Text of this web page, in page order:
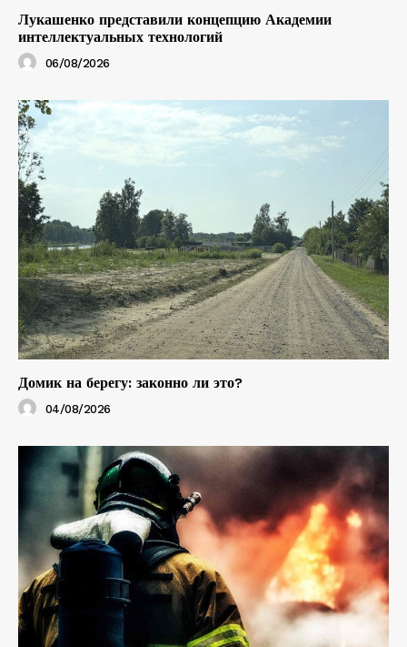
Лукашенко представили концепцию Академии
интеллектуальных технологий
06/08/2026
Домик на берегу: законно ли это?
04/08/2026